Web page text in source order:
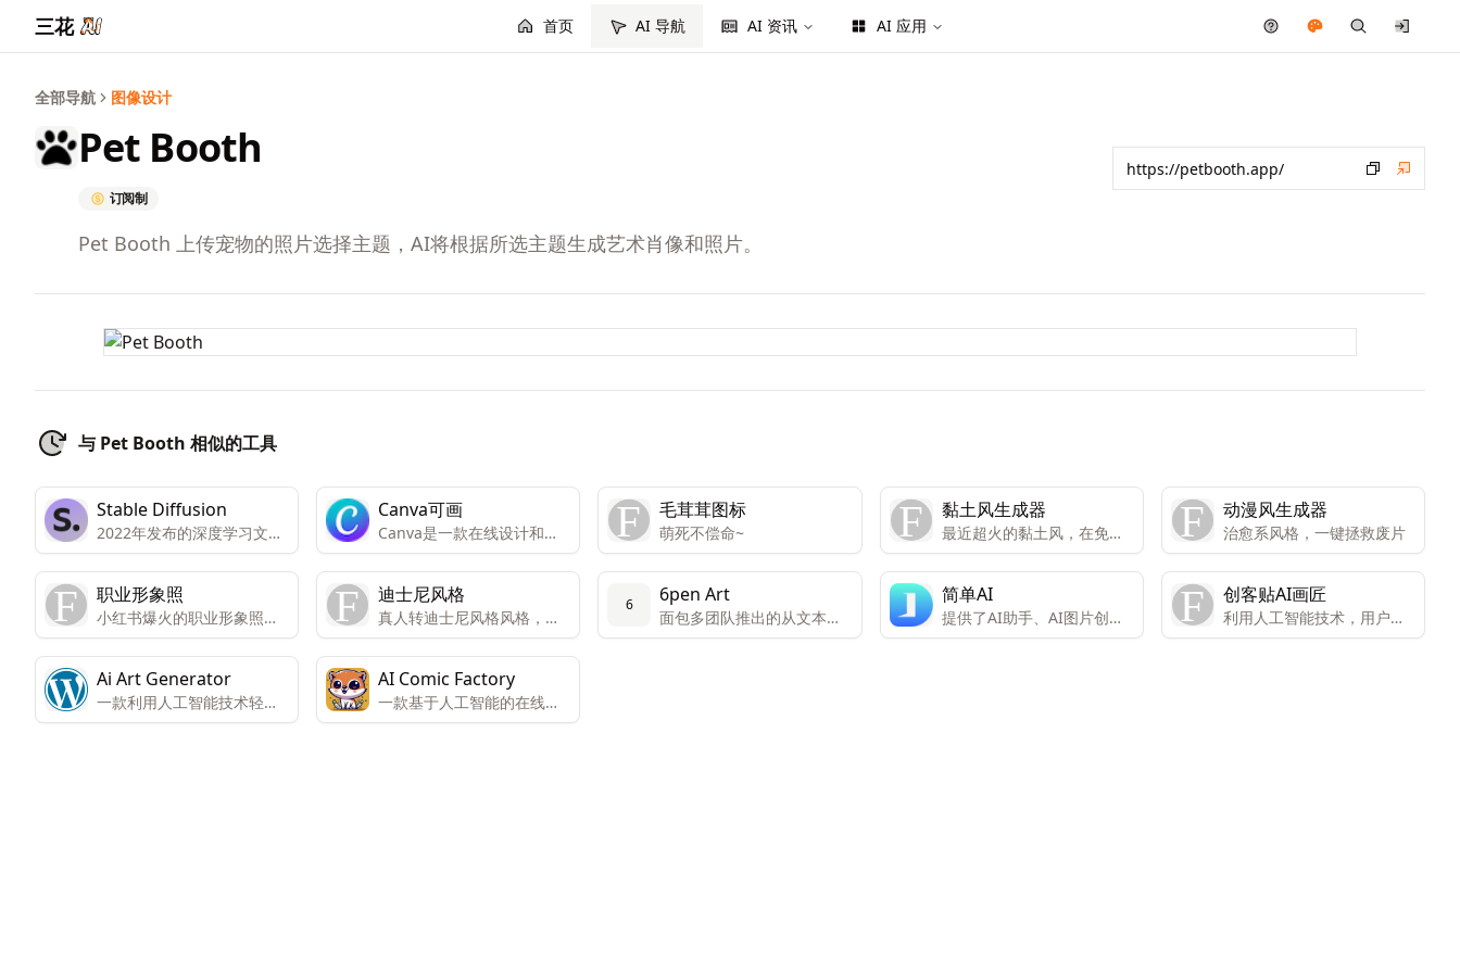
三花 首页 AI 导航 AI 资讯 AI 应用
全部导航 图像设计
Pet Booth
订阅制
Pet Booth 上传宠物的照片选择主题，AI将根据所选主题生成艺术肖像和照片。
与 Pet Booth 相似的工具
Stable Diffusion
2022年发布的深度学习文本
到图像模型，主要用于生成
基于文本描述的详细图像，
为图像生成和处理提供了更
多的可能性。
Canva可画
Canva是一款在线设计和协
作平台，提供免费版本和面
向个人和团队的高级版本。
高级版本包括所有功能和内
容，而免费版本只能有限访
问。Canva还提供免费访问
注册的非营利组织和教育机
构。Canva提供数千种专业
模板、图像和高质量内容，
可创建设计、演示文稿、视
毛茸茸图标
萌死不偿命~
黏土风生成器
最近超火的黏土风，在免费
生成
动漫风生成器
治愈系风格，一键拯救废片
职业形象照
小红书爆火的职业形象照，
在线免费生成！
迪士尼风格
真人转迪士尼风格风格，替
你们试过了，大眼睛很难让
人不喜欢。
6 6pen Art
面包多团队推出的从文本描
述生成绘画艺术作品
简单AI
提供了AI助手、AI图片创意
等功能的入口。
创客贴AI画匠
利用人工智能技术，用户可
以轻松创作艺术作品。
Ai Art Generator
一款利用人工智能技术轻松
创建或修改照片的应用程
AI Comic Factory
一款基于人工智能的在线漫
画创作工具，旨在通过先进